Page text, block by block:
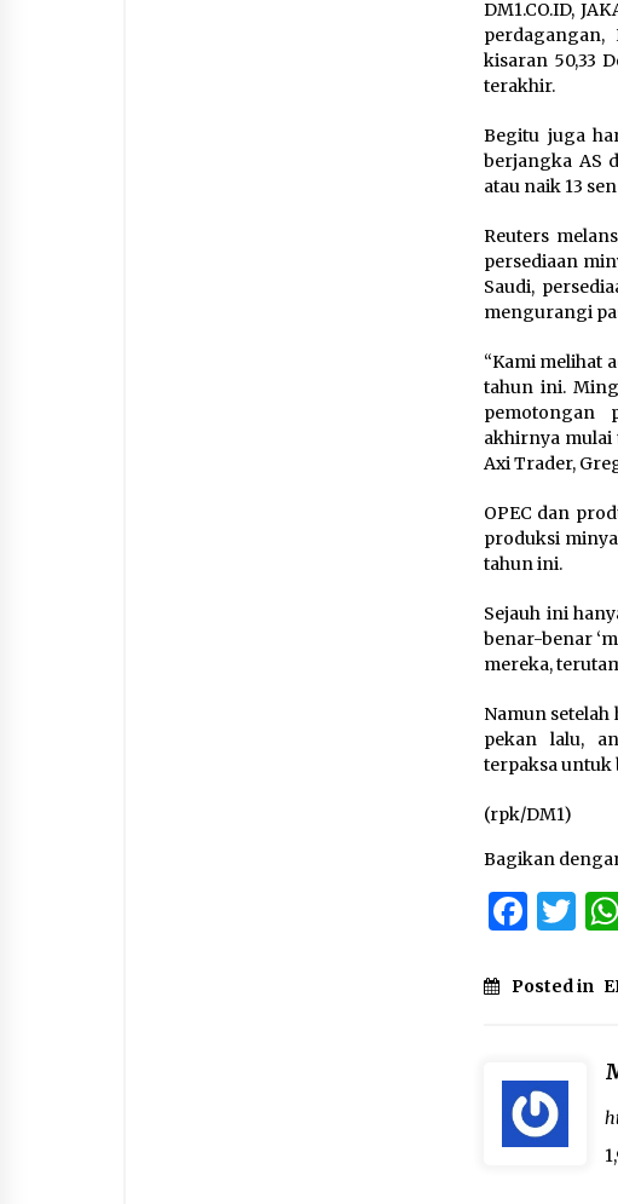
DM1.CO.ID,
perdagangan,
kisaran 50,33
terakhir.
Begitu juga
berjangka AS
atau naik 13
Reuters
persediaan
Saudi,
mengurangi
“Kami melihat
tahun ini.
pemotongan
akhirnya mulai
Axi Trader,
OPEC dan
produksi
tah‎un ini.
Sejauh ini
benar-benar
mereka,
Namun
pekan lalu,
terpaksa untuk
(rpk/DM1)
Bagikan
Posted in